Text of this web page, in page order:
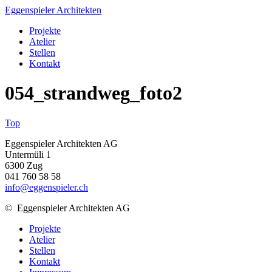
Eggenspieler Architekten
Projekte
Atelier
Stellen
Kontakt
054_strandweg_foto2
Top
Eggenspieler Architekten AG
Untermüli 1
6300 Zug
041 760 58 58
info@eggenspieler.ch
© Eggenspieler Architekten AG
Projekte
Atelier
Stellen
Kontakt